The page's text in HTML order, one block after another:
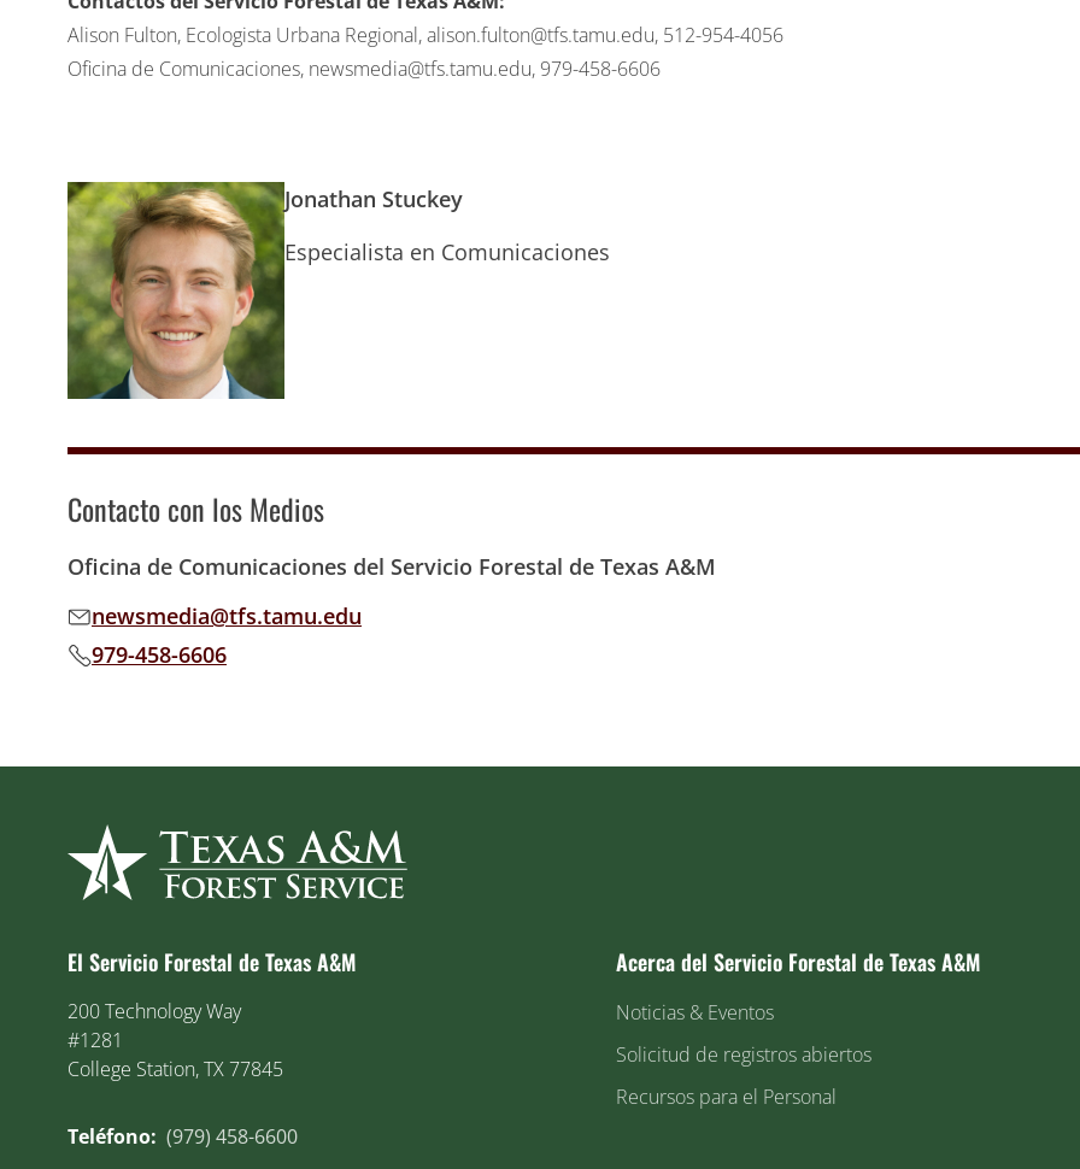
Alison Fulton, Ecologista Urbana Regional,alison.fulton@tfs.tamu.edu, 512-954-4056
Oficina de Comunicaciones, newsmedia@tfs.tamu.edu, 979-458-6606
Jonathan Stuckey
Especialista en Comunicaciones
Contacto con los Medios
Oficina de Comunicaciones del Servicio Forestal de Texas A&M
Email address:
newsmedia@tfs.tamu.edu
Phone number:
979-458-6606
El Servicio Forestal de Texas A&M
200 Technology Way
#1281
College Station, TX 77845
Teléfono: (979) 458-6600
Acerca del Servicio Forestal de Texas A&M
Noticias & Eventos
Solicitud de registros abiertos
Recursos para el Personal